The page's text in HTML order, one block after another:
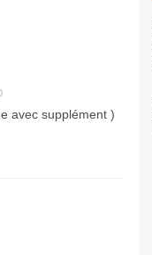
avec supplément )